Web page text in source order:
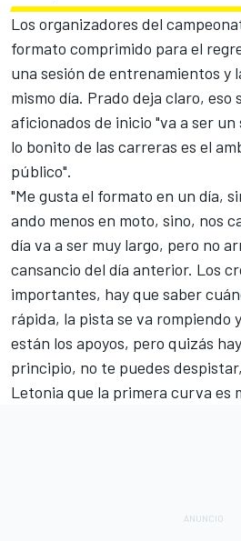
Los organizadores del
formato comprimido para el
una sesión de entrenamientos y
mismo día. Prado deja claro, eso
aficionados de inicio "va a ser
lo bonito de las carreras es el
público".
"Me gusta el formato en un día,
ando menos en moto, sino, nos
día va a ser muy largo, pero no
cansancio del día anterior. Los
importantes, hay que saber
rápida, la pista se va rompiendo
están los apoyos, pero quizás
principio, no te puedes
Letonia que la primera curva es